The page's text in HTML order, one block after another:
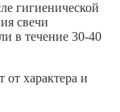
гигиенической
свечи
в течение 30-40
от характера и